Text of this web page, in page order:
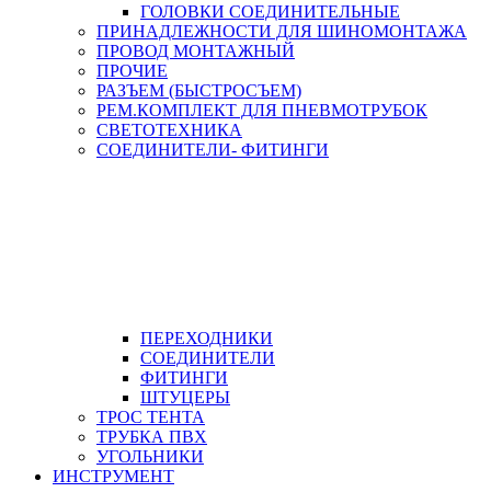
ГОЛОВКИ СОЕДИНИТЕЛЬНЫЕ
ПРИНАДЛЕЖНОСТИ ДЛЯ ШИНОМОНТАЖА
ПРОВОД МОНТАЖНЫЙ
ПРОЧИЕ
РАЗЪЕМ (БЫСТРОСЪЕМ)
РЕМ.КОМПЛЕКТ ДЛЯ ПНЕВМОТРУБОК
СВЕТОТЕХНИКА
СОЕДИНИТЕЛИ- ФИТИНГИ
ПЕРЕХОДНИКИ
СОЕДИНИТЕЛИ
ФИТИНГИ
ШТУЦЕРЫ
ТРОС ТЕНТА
ТРУБКА ПВХ
УГОЛЬНИКИ
ИНСТРУМЕНТ